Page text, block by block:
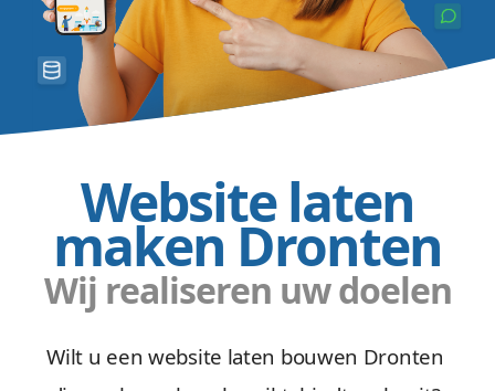
Website laten
maken Dronten
Wij realiseren uw doelen
Wilt u een website laten bouwen Dronten